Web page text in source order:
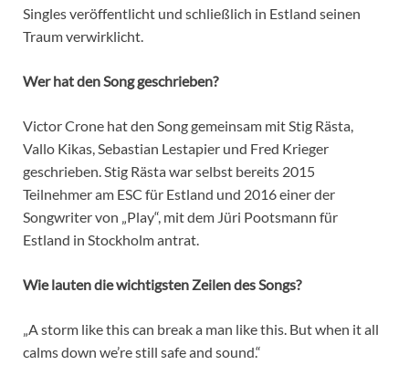
Singles veröffentlicht und schließlich in Estland seinen
Traum verwirklicht.
Wer hat den Song geschrieben?
Victor Crone hat den Song gemeinsam mit Stig Rästa,
Vallo Kikas, Sebastian Lestapier und Fred Krieger
geschrieben. Stig Rästa war selbst bereits 2015
Teilnehmer am ESC für Estland und 2016 einer der
Songwriter von „Play“, mit dem Jüri Pootsmann für
Estland in Stockholm antrat.
Wie lauten die wichtigsten Zeilen des Songs?
„A storm like thiscan break a man like this. But when it all
calms down we’re still safe and sound.“